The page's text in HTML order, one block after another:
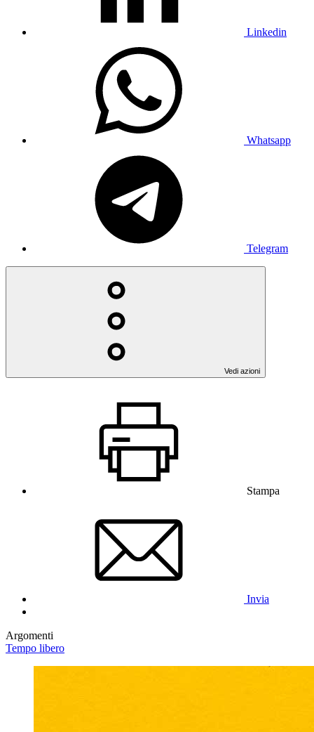
Linkedin
Whatsapp
Telegram
Vedi azioni
Stampa
Invia
Argomenti
Tempo libero